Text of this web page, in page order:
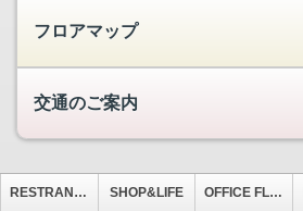
フロアマップ
交通のご案内
RESTRANT&CAFE SHOP&LIFE OFFICE FLOOR